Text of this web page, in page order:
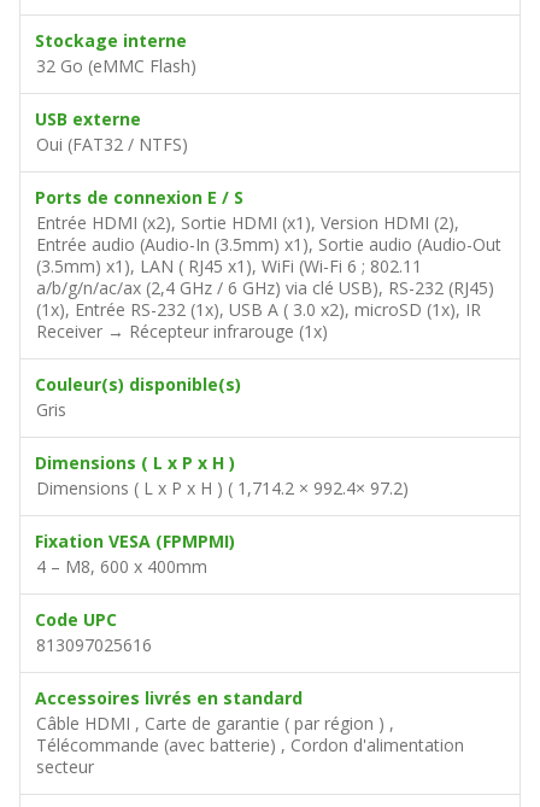
Stockage interne
32 Go (eMMC Flash)
USB externe
Oui (FAT32 / NTFS)
Ports de connexion E / S
Entrée HDMI (x2), Sortie HDMI (x1), Version HDMI (2),
Entrée audio (Audio-In (3.5mm) x1), Sortie audio (Audio-Out
(3.5mm) x1), LAN ( RJ45 x1), WiFi (Wi-Fi 6 ; 802.11
a/b/g/n/ac/ax (2,4 GHz / 6 GHz) via clé USB), RS-232 (RJ45)
(1x), Entrée RS-232 (1x), USB A ( 3.0 x2), microSD (1x), IR
Receiver → Récepteur infrarouge (1x)
Couleur(s) disponible(s)
Gris
Dimensions ( L x P x H )
Dimensions ( L x P x H ) ( 1,714.2 × 992.4× 97.2)
Fixation VESA (FPMPMI)
4 – M8, 600 x 400mm
Code UPC
813097025616
Accessoires livrés en standard
Câble HDMI , Carte de garantie ( par région ) ,
Télécommande (avec batterie) , Cordon d'alimentation
secteur